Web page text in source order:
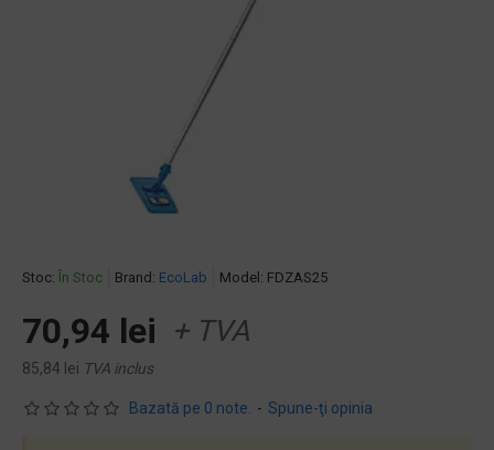
Stoc: În Stoc Brand: EcoLab Model: FDZAS25
Bazată pe 0 note. - Spune-ţi opinia
70,94 lei + TVA
85,84 lei TVA inclus